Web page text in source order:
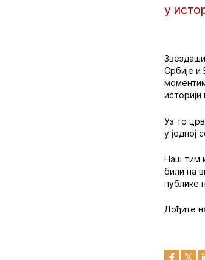
у
Србије и
Уз то
у једној
Наш тим
били на
публике
Дођите